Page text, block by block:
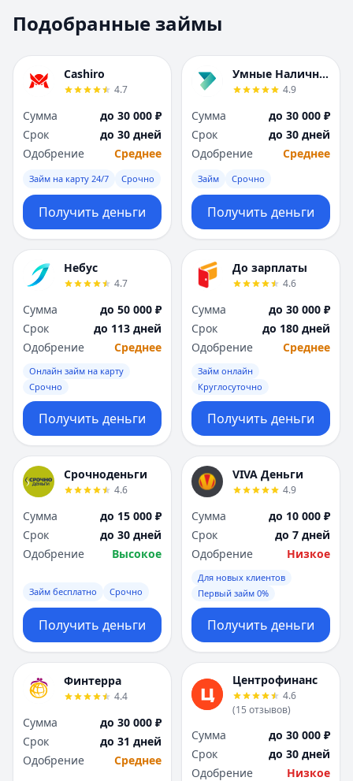
Набережные Челны
Нижний Новгород
Новокузнецк
Новосибирск
Омск
П
Пермь
Р
Ростов-на-Дону
Рязань
Самара
Санкт-Петербург
Саратов
Севастополь
Сочи
Сургут
Т
Тверь
Тольятти
Томск
Тюмень
Ульяновск
Уфа
Х
Хабаровск
Ч
Чебоксары
Челябинск
Чита
Я
Ярославль
Вся Россия
Набережные
Нижний Новгород
Новокузнецк
Новосибирск
Омск
Оренбург
П
Пермь
Р
Ростов-на-Дону
Рязань
Самара
Санкт-Петербург
Саратов
Севастополь
Сочи
Сургут
Т
Тверь
Тольятти
Томск
Тюмень
Ульяновск
Уфа
Х
Хабаровск
Ч
Чебоксары
Челябинск
Чита
Я
Ярославль
Вся Россия
Подобранные займы
Cashiro
4.7
Сумма
до 30 000 ₽
Срок
до 30 дней
Одобрение
Среднее
Займ на карту 24/7 Срочно
Получить деньги
Умные Наличные
4.9
Сумма
до 30 000 ₽
Срок
до 30 дней
Одобрение
Среднее
Займ Срочно
Получить деньги
Небус
4.7
Сумма
до 50 000 ₽
Срок
до 113 дней
Одобрение
Среднее
Онлайн займ на карту
Срочно
Получить деньги
До зарплаты
4.6
Сумма
до 30 000 ₽
Срок
до 180 дней
Одобрение
Среднее
Займ онлайн
Круглосуточно
Получить деньги
Срочноденьги
4.6
Сумма
до 15 000 ₽
Срок
до 30 дней
Одобрение
Высокое
Займ бесплатно Срочно
Получить деньги
VIVA Деньги
4.9
Сумма
до 10 000 ₽
Срок
до 7 дней
Одобрение
Низкое
Для новых клиентов
Первый займ 0%
Получить деньги
Финтерра
4.4
Сумма
до 30 000 ₽
Срок
до 31 дней
Одобрение
Среднее
Центрофинанс
4.6
(15 отзывов)
Сумма
до 30 000 ₽
Срок
до 30 дней
Одобрение
Низкое